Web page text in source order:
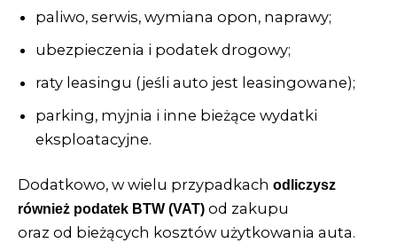
paliwo, serwis, wymiana opon, naprawy;
ubezpieczenia i podatek drogowy;
raty leasingu (jeśli auto jest leasingowane);
parking, myjnia i inne bieżące wydatki
eksploatacyjne.
Dodatkowo, w wielu przypadkach odliczysz
również podatek BTW (VAT) od zakupu
oraz od bieżących kosztów użytkowania auta.